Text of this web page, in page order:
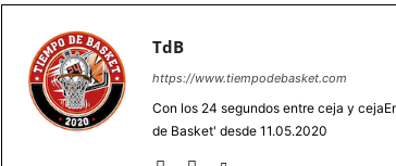
TdB
https://www.tiempodebasket.com
Con los 24 segundos entre ceja y
de Basket' desde 11.05.2020